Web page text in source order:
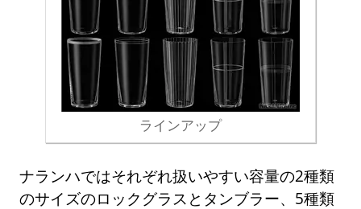
ラインアップ
ナランハではそれぞれ扱いやすい容量の2種類
のサイズのロックグラスとタンブラー、5種類